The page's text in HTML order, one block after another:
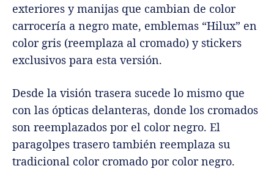
exteriores y manijas que cambian de color
carrocería a negro mate, emblemas “Hilux” en
color gris (reemplaza al cromado) y stickers
exclusivos para esta versión.
Desde la visión trasera sucede lo mismo que
con las ópticas delanteras, donde los cromados
son reemplazados por el color negro. El
paragolpes trasero también reemplaza su
tradicional color cromado por color negro.